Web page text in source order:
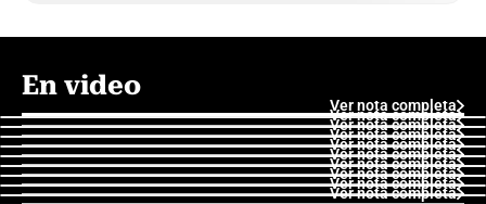
En video
Ver nota completa
Ver nota completa
Ver nota completa
Ver nota completa
Ver nota completa
Ver nota completa
Ver nota completa
Ver nota completa
Ver nota completa
Ver nota completa